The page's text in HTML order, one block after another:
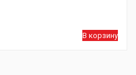
В корзину